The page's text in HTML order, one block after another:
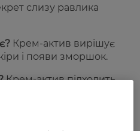
слизу равлика
Крем-актив вирішує
і появи зморшок.
Крем-актив підходить